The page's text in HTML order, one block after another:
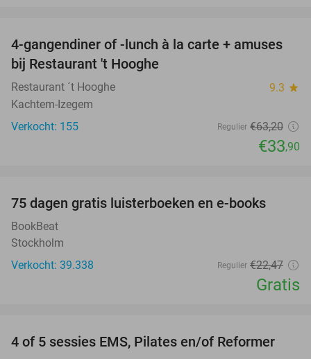
46%
4-gangendiner of -lunch à la carte + amuses
bij Restaurant 't Hooghe
Restaurant ´t Hooghe 9.3 star
Kachtem-Izegem
Verkocht: 155
Regulier €63,20
€33,90
75 dagen gratis luisterboeken en e-books
BookBeat
Stockholm
Verkocht: 39.338
Regulier €22,47
Gratis
71%
4 of 5 sessies EMS, Pilates en/of Reformer